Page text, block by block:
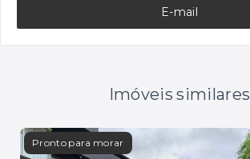
E-mail
Imóveis similares
Pronto para morar